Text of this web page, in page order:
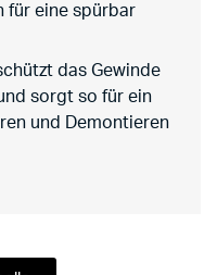
für eine spürbar
das Gewinde
sorgt so für ein
und Demontieren